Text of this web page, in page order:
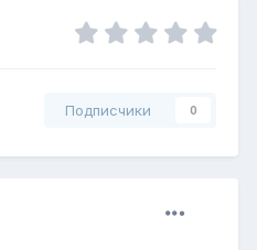
Подписчики 0